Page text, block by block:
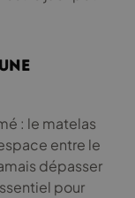
: le matelas
entre le
dépasser
pour